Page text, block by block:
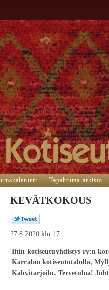
Tapahtuma-arkisto
KEVÄTKOKOUS
27.8.2020 klo 17
Iitin kotiseutuyhdistys ry:n
Karralan kotiseututalolla,
Kahvitarjoilu. Tervetuloa!